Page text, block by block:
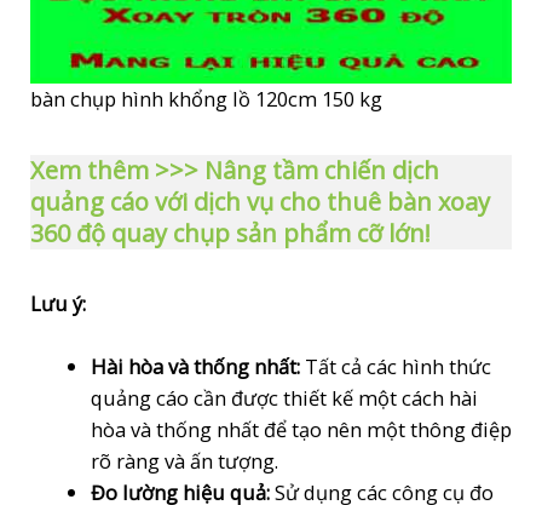
bàn chụp hình khổng lồ 120cm 150 kg
Xem thêm >>> Nâng tầm chiến dịch
quảng cáo với dịch vụ cho thuê bàn xoay
360 độ quay chụp sản phẩm cỡ lớn!
Lưu ý:
Hài hòa và thống nhất:Tất cả các hình thức
quảng cáo cần được thiết kế một cách hài
hòa và thống nhất để tạo nên một thông điệp
rõ ràng và ấn tượng.
Đo lường hiệu quả:Sử dụng các công cụ đo